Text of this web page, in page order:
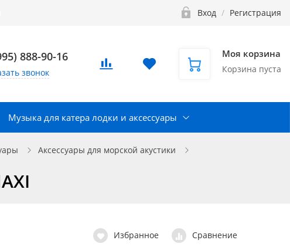
Вход / Регистрация
888-90-16
звонок
Моя корзина
Корзина пуста
Музыка для катера лодки и аксессуары
Аксессуары для морской акустики
Избранное Сравнение